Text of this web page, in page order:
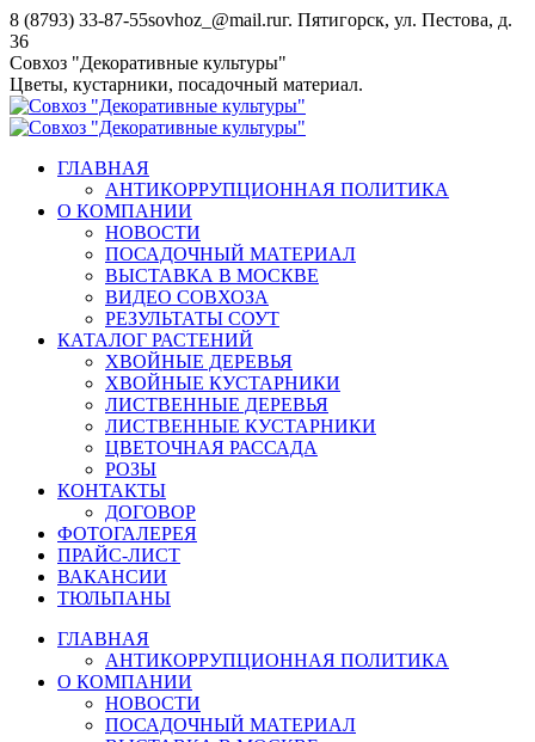
Перейти
к
содержанию
8 (8793) 33-87-55sovhoz_@mail.ruг. Пятигорск, ул. Пестова, д.
36
Совхоз "Декоративные культуры"
Цветы, кустарники, посадочный материал.
ГЛАВНАЯ
АНТИКОРРУПЦИОННАЯ ПОЛИТИКА
О КОМПАНИИ
НОВОСТИ
ПОСАДОЧНЫЙ МАТЕРИАЛ
ВЫСТАВКА В МОСКВЕ
ВИДЕО СОВХОЗА
РЕЗУЛЬТАТЫ СОУТ
КАТАЛОГ РАСТЕНИЙ
ХВОЙНЫЕ ДЕРЕВЬЯ
ХВОЙНЫЕ КУСТАРНИКИ
ЛИСТВЕННЫЕ ДЕРЕВЬЯ
ЛИСТВЕННЫЕ КУСТАРНИКИ
ЦВЕТОЧНАЯ РАССАДА
РОЗЫ
КОНТАКТЫ
ДОГОВОР
ФОТОГАЛЕРЕЯ
ПРАЙС-ЛИСТ
ВАКАНСИИ
ТЮЛЬПАНЫ
ГЛАВНАЯ
АНТИКОРРУПЦИОННАЯ ПОЛИТИКА
О КОМПАНИИ
НОВОСТИ
ПОСАДОЧНЫЙ МАТЕРИАЛ